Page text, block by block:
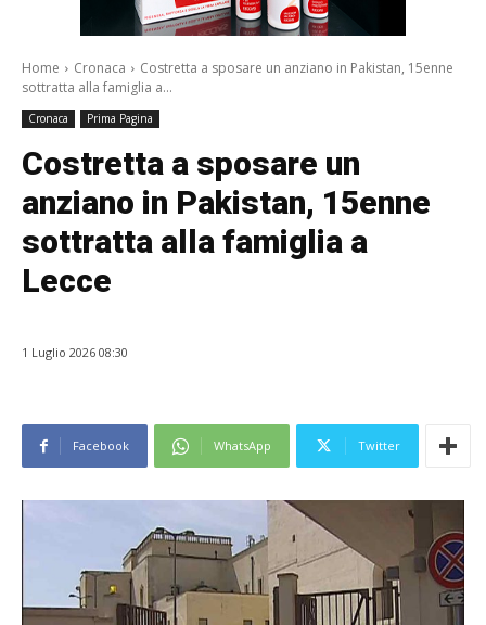
Home Cronaca
Costretta a sposare un anziano in Pakistan, 15enne
sottratta alla famiglia a...
Cronaca Prima Pagina
Costretta a sposare un
anziano in Pakistan, 15enne
sottratta alla famiglia a
Lecce
1 Luglio 2026 08:30
Facebook WhatsApp Twitter